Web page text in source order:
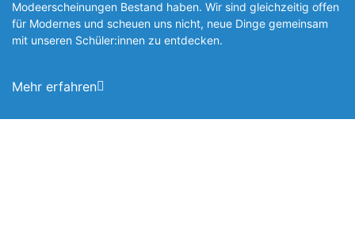
Modeerscheinungen Be­stand haben. Wir sind gleichzeitig offen
für Modernes und scheuen uns nicht, neue Dinge gemeinsam
mit unseren Schüler:innen zu entde­cken.
Mehr erfahren